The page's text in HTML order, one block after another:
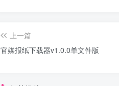
上一篇
官媒报纸下载器v1.0.0单文件版